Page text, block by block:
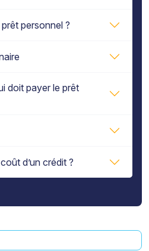
personnel ?
doit payer le prêt
d’un crédit ?